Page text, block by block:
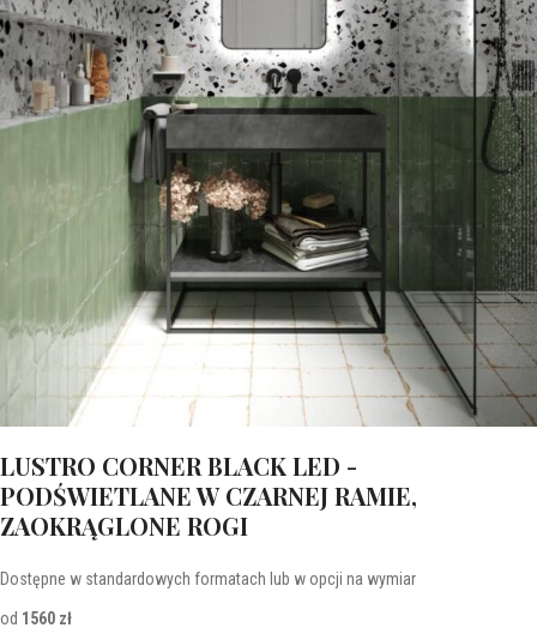
LUSTRO CORNER BLACK LED -
PODŚWIETLANE W CZARNEJ RAMIE,
ZAOKRĄGLONE ROGI
Dostępne w standardowych formatach lub w opcji na wymiar
od 1560 zł